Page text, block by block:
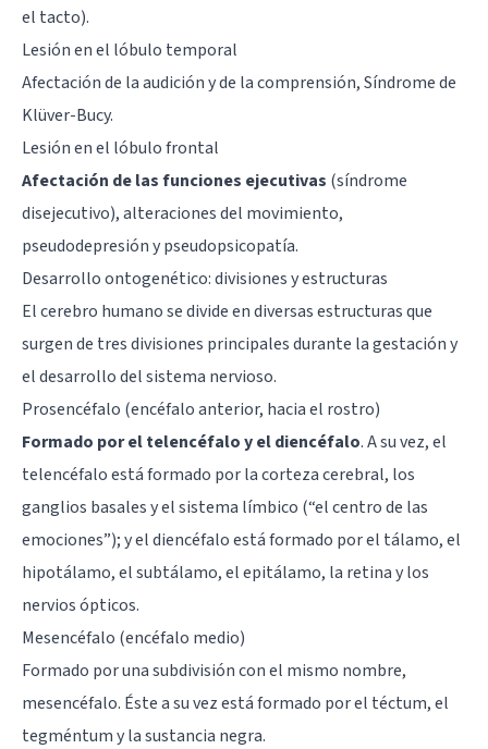
el tacto).
Lesión en el lóbulo temporal
Afectación de la audición y de la comprensión, Síndrome de
Klüver-Bucy.
Lesión en el lóbulo frontal
Afectación de las funciones ejecutivas (síndrome
disejecutivo), alteraciones del movimiento,
pseudodepresión y pseudopsicopatía.
Desarrollo ontogenético: divisiones y estructuras
El cerebro humano se divide en diversas estructuras que
surgen de tres divisiones principales durante la gestación y
el desarrollo del sistema nervioso.
Prosencéfalo (encéfalo anterior, hacia el rostro)
Formado por el telencéfalo y el diencéfalo. A su vez, el
telencéfalo está formado por la corteza cerebral, los
ganglios basales y el sistema límbico (“el centro de las
emociones”); y el diencéfalo está formado por el tálamo, el
hipotálamo, el subtálamo, el epitálamo, la retina y los
nervios ópticos.
Mesencéfalo (encéfalo medio)
Formado por una subdivisión con el mismo nombre,
mesencéfalo. Éste a su vez está formado por el téctum, el
tegméntum y la sustancia negra.